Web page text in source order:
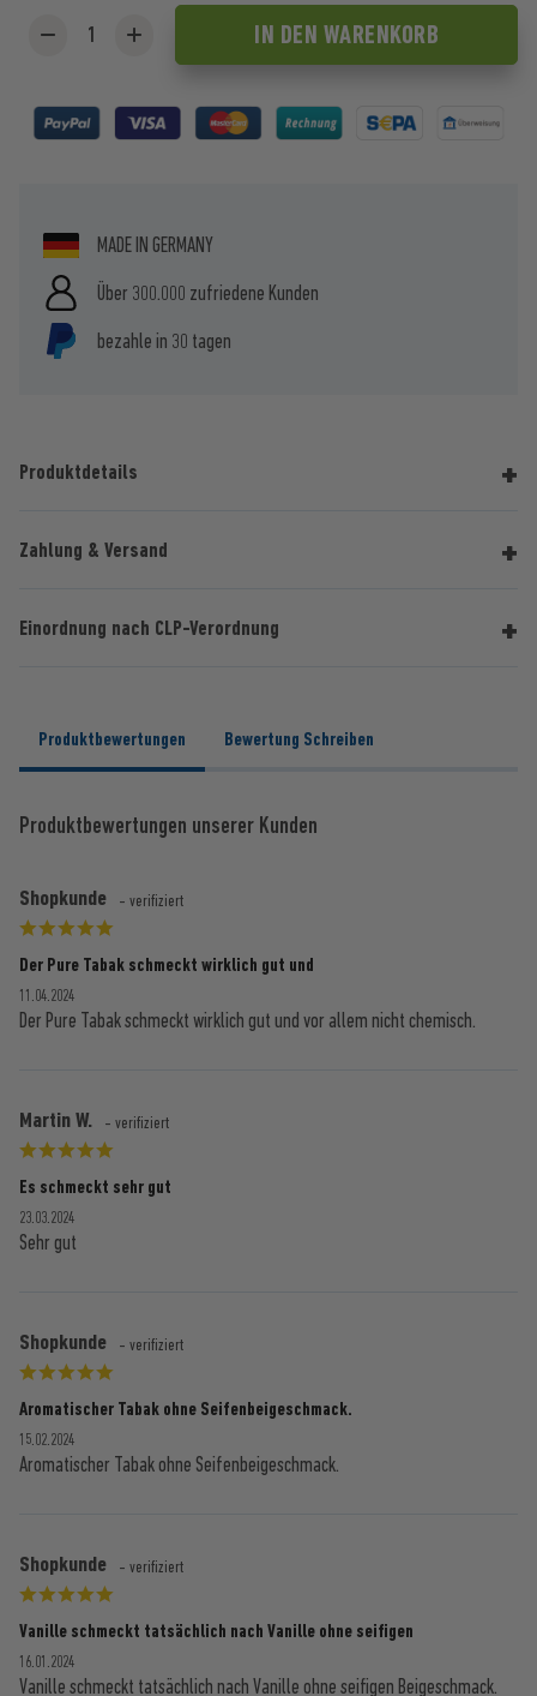
IN DEN WARENKORB
MADE IN GERMANY
Über 300.000 zufriedene Kunden
bezahle in 30 tagen
Produktdetails
Zahlung & Versand
Einordnung nach CLP-Verordnung
Produktbewertungen Bewertung Schreiben
Produktbewertungen unserer Kunden
Shopkunde - verifiziert
Der Pure Tabak schmeckt wirklich gut und
11.04.2024
Der Pure Tabak schmeckt wirklich gut und vor allem nicht chemisch.
Martin W. - verifiziert
Es schmeckt sehr gut
23.03.2024
Sehr gut
Shopkunde - verifiziert
Aromatischer Tabak ohne Seifenbeigeschmack.
15.02.2024
Aromatischer Tabak ohne Seifenbeigeschmack.
Shopkunde - verifiziert
Vanille schmeckt tatsächlich nach Vanille ohne seifigen
16.01.2024
Vanille schmeckt tatsächlich nach Vanille ohne seifigen Beigeschmack.